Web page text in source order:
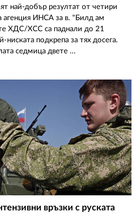
най-добър резултат от четири
агенция ИНСА за в. "Билд ам
ХДС/ХСС са паднали до 21
ниската подкрепа за тях досега.
седмица двете ...
връзки с руската